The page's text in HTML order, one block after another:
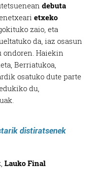
debuta
etxeko
zaio, eta
da, iaz osasun
ondoren. Haiekin
Berriatukoa,
osatuko dute parte
du,
distiratsenek
Lauko Final